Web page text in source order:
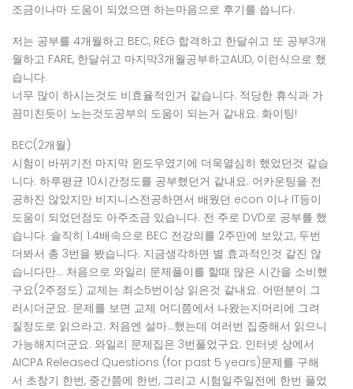
조금이나마 도움이 되었으면 하는마음으로 후기를 씁니다.
저는 공부를 4개월하고 BEC, REG 합격하고 한달쉬고 또 공부3개
월하고 FARE, 한달쉬고 마지막3개월공부하고AUD, 이런식으로 했
습니다.
너무 많이 하시는것도 비효율적인거 같습니다. 적당한 휴식과 가
끔미친듯이 노는것도공부의 도움이 되는거 같내요. 화이팅!
BEC(2개월)
시험이 바뀌기전 마지막 윈도우였기에 더욱열심히 했었던것 같습
니다. 하루평균 10시간정도를 공부했던거 같내요. 어카운팅을 전
공하진 않았지만 비지니스전공하면서 배웠던 econ 이나 IT등이
도움이 되었던점도 아주조금 있습니다. 전 주로 DVD로 공부를 했
습니다. 솔직히 1.4배속으로 BEC 전강의를 2주만에 보았고, 두번
더봐서 총 3번을 봤습니다. 지금생각하면 별 효과적인것 같진 않
습니다만… 처음으로 와일리 문제풀이를 할때 많은 시간을 소비했
구요(2주정도) 교제는 최소5번이상 읽은것 같내요. 어떤분이 그
러시더군요. 문제를 보면 교제 어디쯤에서 나왔는지머리에 그려
질정도로 읽으라고. 처음엔 설마…했는데 여러번 집중해서 읽으니
가능해지더군요. 와일리 문제집은 3번풀었구요. 인터넷 상에서
AICPA Released Questions (for past 5 years)문제를 구해
서 초창기 한번, 중간쯤에 한번, 그리고 시험일주일전에 한번 풀었